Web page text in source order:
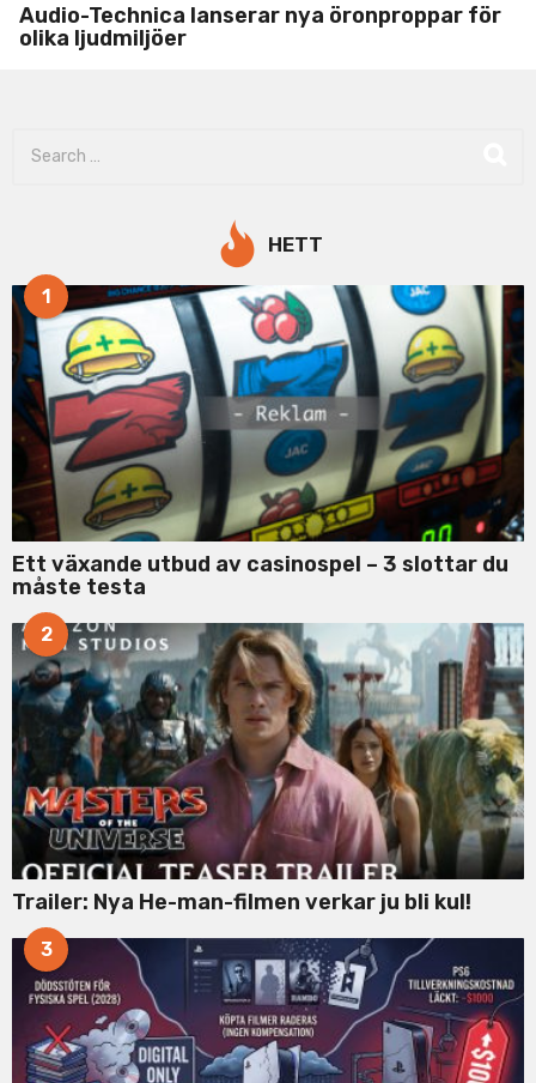
Audio-Technica lanserar nya öronproppar för
olika ljudmiljöer
o
r
HETT
1
Ett växande utbud av casinospel – 3 slottar du
måste testa
2
Trailer: Nya He-man-filmen verkar ju bli kul!
3